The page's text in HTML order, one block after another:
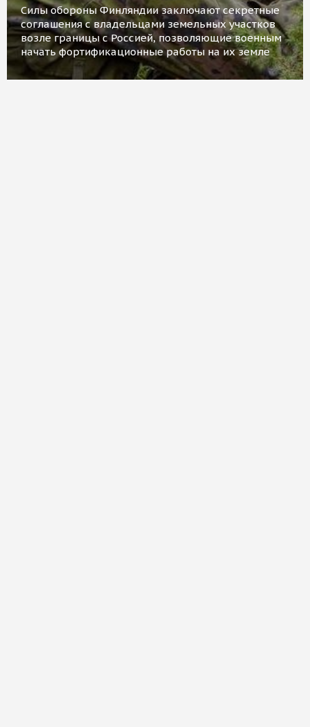
Силы обороны Финляндии заключают секретные
соглашения с владельцами земельных участков
возле границы с Россией, позволяющие военным
начать фортификационные работы на их земле